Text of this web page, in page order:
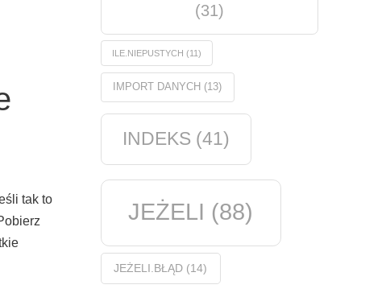
tak to
(31)
ILE.NIEPUSTYCH (11)
IMPORT DANYCH (13)
INDEKS (41)
JEŻELI (88)
JEŻELI.BŁĄD (14)